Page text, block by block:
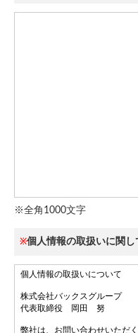
※全角1000文字
※個人情報の取扱いに関し